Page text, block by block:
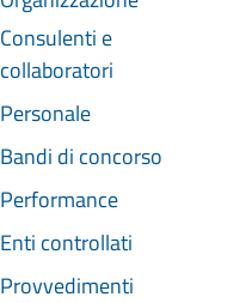
Consulenti e
collaboratori
Personale
Bandi di concorso
Performance
Enti controllati
Provvedimenti